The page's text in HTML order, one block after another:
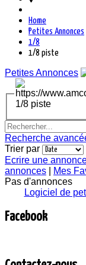
Home
Petites Annonces
1/8
1/8 piste
Petites Annonces
1/8 piste
Recherche
Trier par
Ecrire une
annonces
Mes
Pas d'annonces
Logiciel de
Facebook